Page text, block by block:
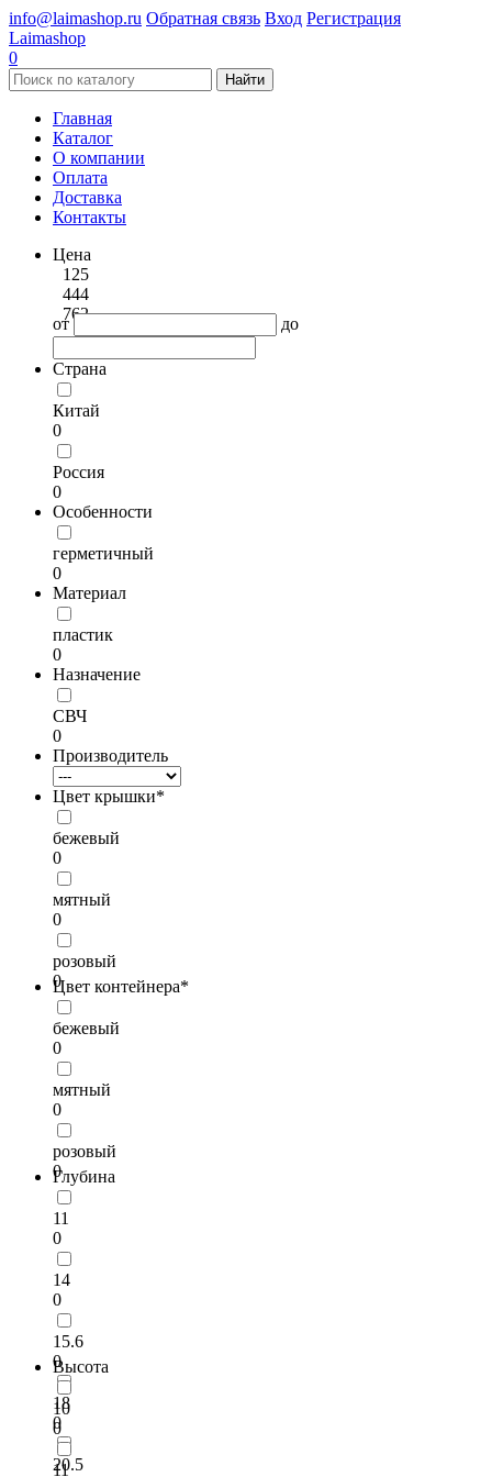
info@laimashop.ru Обратная связь Вход Регистрация
Laimashop
0
Найти
Главная
Каталог
О компании
Оплата
Доставка
Контакты
Цена
125
444
762
от до
Страна
Китай
0
Россия
0
Особенности
герметичный
0
Материал
пластик
0
Назначение
СВЧ
0
Производитель
Цвет крышки*
бежевый
0
мятный
0
розовый
0
Цвет контейнера*
бежевый
0
мятный
0
розовый
0
Глубина
11
0
14
0
15.6
0
18
0
20.5
Высота
10
0
11